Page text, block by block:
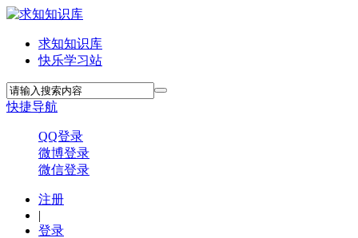
求知知识库
快乐学习站
快捷导航
QQ登录
微博登录
微信登录
注册
|
登录